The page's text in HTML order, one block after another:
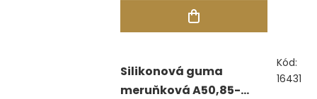
Silikonová guma
meruňková A50,85-
Kód:
16431